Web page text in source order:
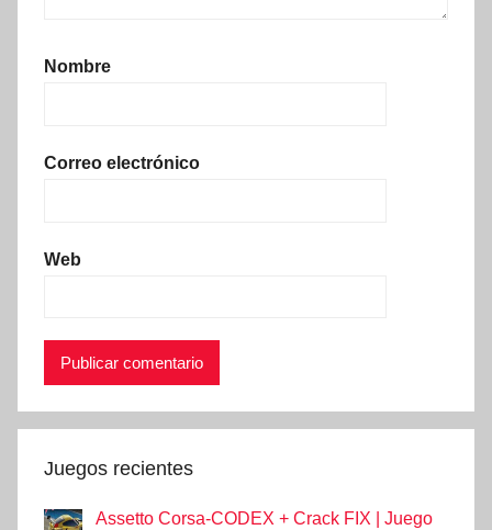
Nombre
Correo electrónico
Web
Juegos recientes
Assetto Corsa-CODEX + Crack FIX | Juego